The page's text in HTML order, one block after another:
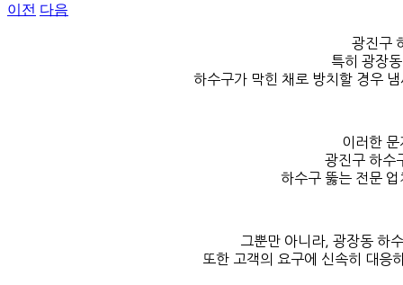
로
이전 다음
광진구
특히 광장
하수구가 막힌 채로 방치할 경우
이러한
광진구 하수
하수구 뚫는 전문
그뿐만 아니라, 광장동 하
또한 고객의 요구에 신속히 대응